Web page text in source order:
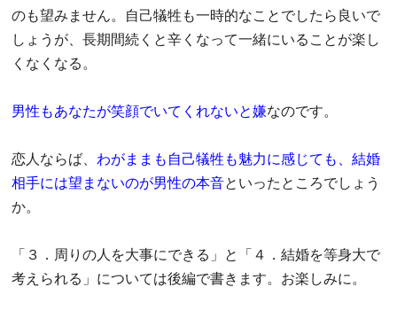
のも望みません。自己犠牲も一時的なことでしたら良いで
しょうが、長期間続くと辛くなって一緒にいることが楽し
くなくなる。
男性もあなたが笑顔でいてくれないと嫌なのです。
恋人ならば、 わがままも自己犠牲も魅力に感じても、結婚
相手には望まないのが男性の本音といったところでしょう
か。
「３．周りの人を大事にできる」と「４．結婚を等身大で
考えられる」については後編で書きます。お楽しみに。